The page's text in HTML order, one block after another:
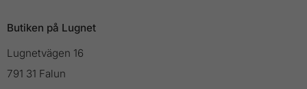
Butiken på Lugnet
Lugnetvägen 16
791 31 Falun